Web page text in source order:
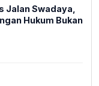
Jalan Swadaya,
Hukum Bukan